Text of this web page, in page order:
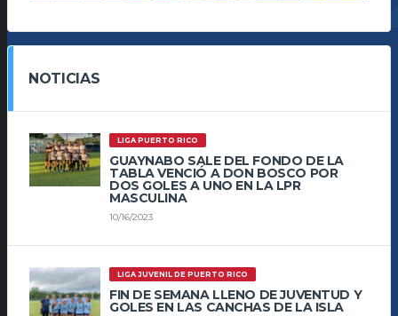
NOTICIAS
LIGA PUERTO RICO
GUAYNABO SALE DEL FONDO DE LA
TABLA VENCIÓ A DON BOSCO POR
DOS GOLES A UNO EN LA LPR
MASCULINA
10/16/2023
LIGA JUVENIL DE PUERTO RICO
FIN DE SEMANA LLENO DE JUVENTUD Y
GOLES EN LAS CANCHAS DE LA ISLA